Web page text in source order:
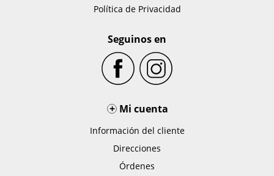
Política de Privacidad
Seguinos en
+ Mi cuenta
Información del cliente
Direcciones
Órdenes